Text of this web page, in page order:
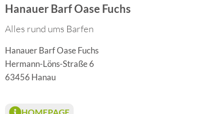
Hanauer Barf Oase Fuchs
Alles rund ums Barfen
Hanauer Barf Oase Fuchs
Hermann-Löns-Straße 6
63456 Hanau